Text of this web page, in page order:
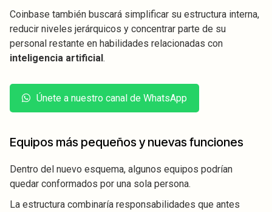
Coinbase también buscará simplificar su estructura interna,
reducir niveles jerárquicos y concentrar parte de su
personal restante en habilidades relacionadas con
inteligencia artificial.
Únete a nuestro canal de WhatsApp
Equipos más pequeños y nuevas funciones
Dentro del nuevo esquema, algunos equipos podrían
quedar conformados por una sola persona.
La estructura combinaría responsabilidades que antes